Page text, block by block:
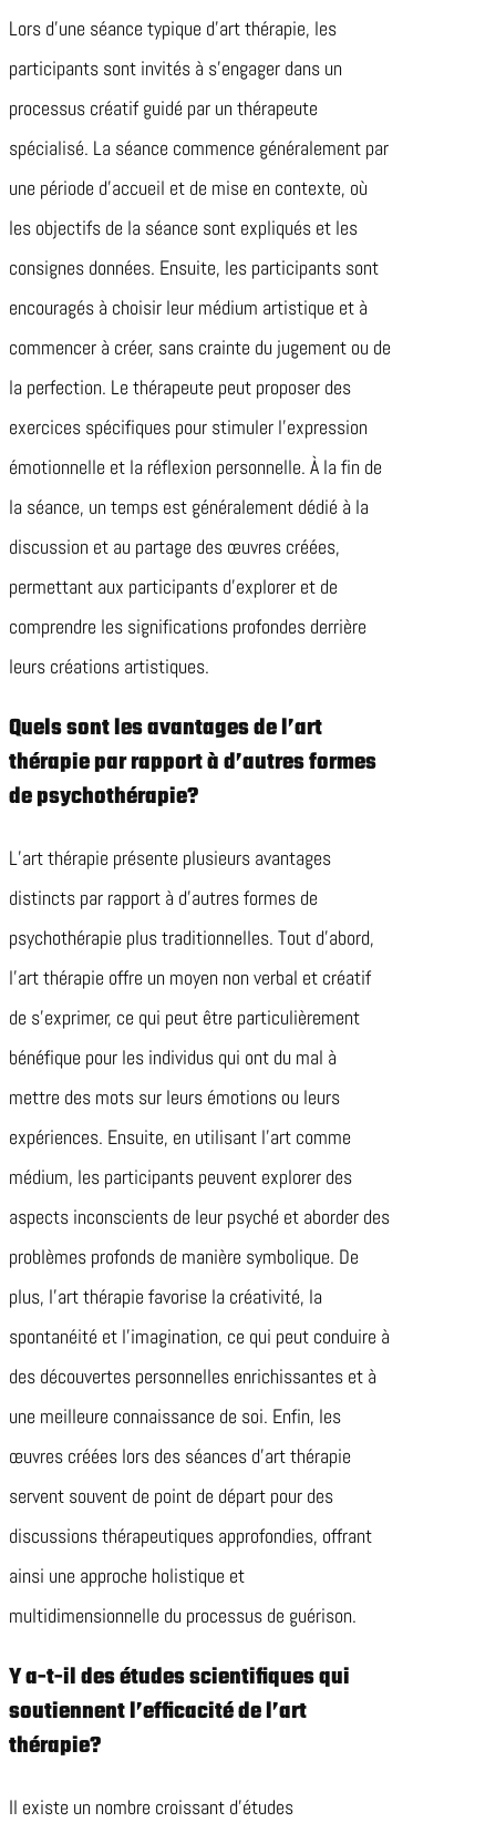
Lors d’une séance typique d’art thérapie, les
participants sont invités à s’engager dans un
processus créatif guidé par un thérapeute
spécialisé. La séance commence généralement par
une période d’accueil et de mise en contexte, où
les objectifs de la séance sont expliqués et les
consignes données. Ensuite, les participants sont
encouragés à choisir leur médium artistique et à
commencer à créer, sans crainte du jugement ou de
la perfection. Le thérapeute peut proposer des
exercices spécifiques pour stimuler l’expression
émotionnelle et la réflexion personnelle. À la fin de
la séance, un temps est généralement dédié à la
discussion et au partage des œuvres créées,
permettant aux participants d’explorer et de
comprendre les significations profondes derrière
leurs créations artistiques.
Quels sont les avantages de l’art
thérapie par rapport à d’autres formes
de psychothérapie?
L’art thérapie présente plusieurs avantages
distincts par rapport à d’autres formes de
psychothérapie plus traditionnelles. Tout d’abord,
l’art thérapie offre un moyen non verbal et créatif
de s’exprimer, ce qui peut être particulièrement
bénéfique pour les individus qui ont du mal à
mettre des mots sur leurs émotions ou leurs
expériences. Ensuite, en utilisant l’art comme
médium, les participants peuvent explorer des
aspects inconscients de leur psyché et aborder des
problèmes profonds de manière symbolique. De
plus, l’art thérapie favorise la créativité, la
spontanéité et l’imagination, ce qui peut conduire à
des découvertes personnelles enrichissantes et à
une meilleure connaissance de soi. Enfin, les
œuvres créées lors des séances d’art thérapie
servent souvent de point de départ pour des
discussions thérapeutiques approfondies, offrant
ainsi une approche holistique et
multidimensionnelle du processus de guérison.
Y a-t-il des études scientifiques qui
soutiennent l’efficacité de l’art
thérapie?
Il existe un nombre croissant d’études